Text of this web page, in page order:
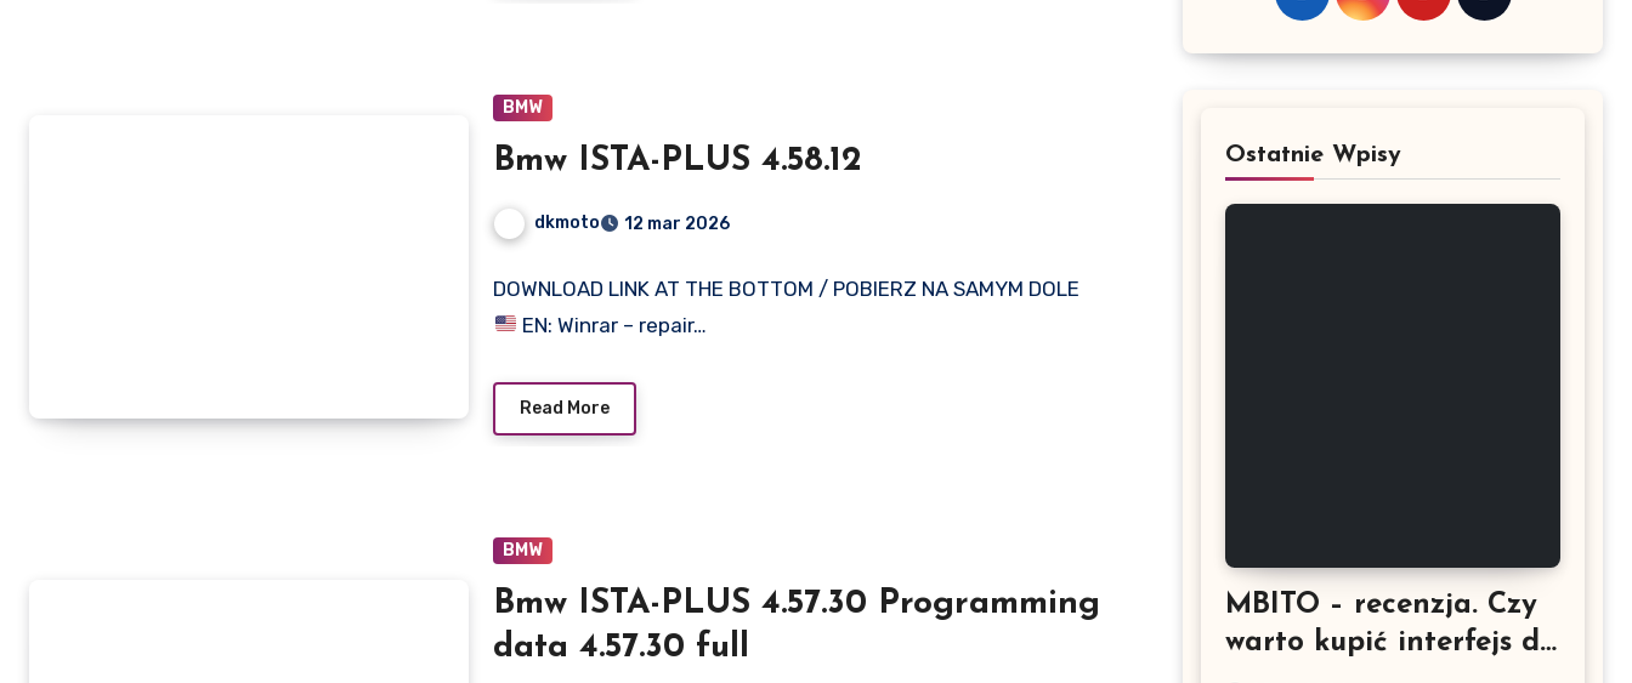
BMW
Bmw ISTA-PLUS 4.58.12
dkmoto 12 mar 2026
DOWNLOAD LINK AT THE BOTTOM / POBIERZ NA SAMYM DOLE
EN: Winrar – repair…
Read More
BMW
Bmw ISTA-PLUS 4.57.30 Programming
data 4.57.30 full
Ostatnie Wpisy
MBITO – recenzja. Czy
warto kupić interfejs do